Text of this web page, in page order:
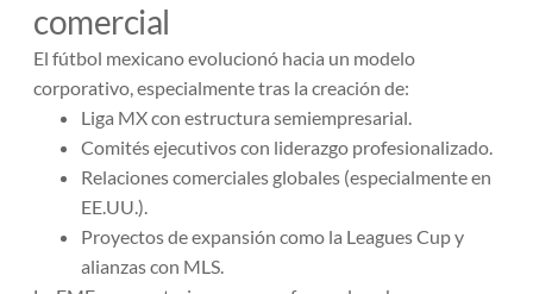
comercial
El fútbol mexicano evolucionó hacia un modelo
corporativo, especialmente tras la creación de:
Liga MX con estructura semiempresarial.
Comités ejecutivos con liderazgo profesionalizado.
Relaciones comerciales globales (especialmente en
EE.UU.).
Proyectos de expansión como la Leagues Cup y
alianzas con MLS.